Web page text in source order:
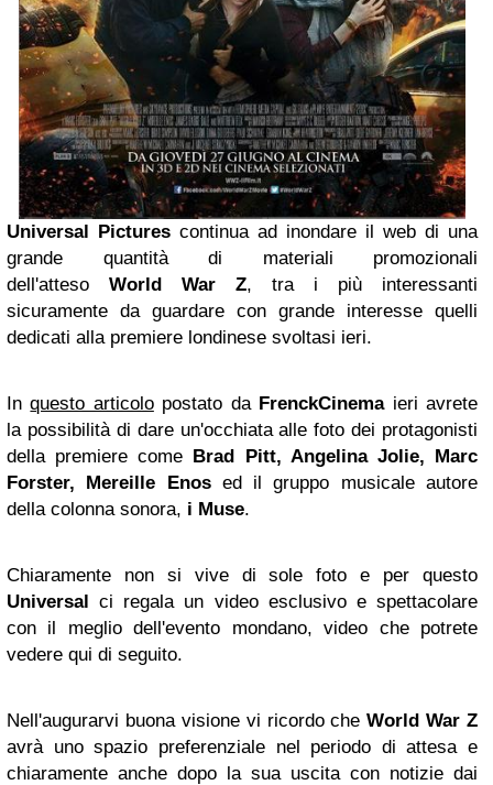
Universal Pictures continua ad inondare il web di una
grande quantità di materiali promozionali
dell'atteso World War Z, tra i più interessanti
sicuramente da guardare con grande interesse quelli
dedicati alla premiere londinese svoltasi ieri.
Inquesto articolopostato da FrenckCinemaieri avrete
la possibilità di dare un'occhiata alle foto dei protagonisti
della premiere come Brad Pitt, Angelina Jolie, Marc
Forster, Mereille Enosed il gruppo musicale autore
della colonna sonora, i Muse.
Chiaramente non si vive di sole foto e per questo
Universalci regala un video esclusivo e spettacolare
con il meglio dell'evento mondano, video che potrete
vedere qui di seguito.
Nell'augurarvi buona visione vi ricordo cheWorld War Z
avrà uno spazio preferenziale nel periodo di attesa e
chiaramente anche dopo la sua uscita con notizie dai